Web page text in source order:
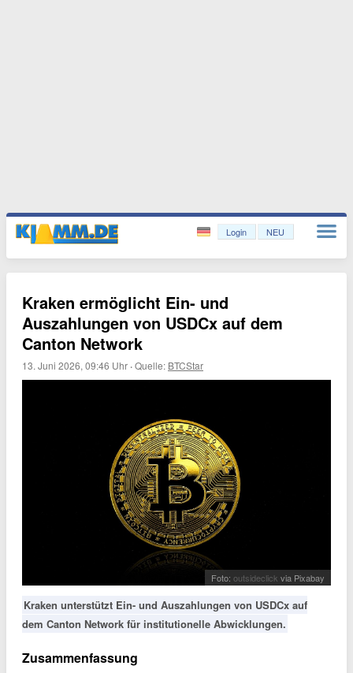
Login NEU
Kraken ermöglicht Ein- und
Auszahlungen von USDCx auf dem
Canton Network
13. Juni 2026, 09:46 Uhr ·Quelle: BTCStar
Foto: outsideclick via Pixabay
Kraken unterstützt Ein- und Auszahlungen von USDCx auf
dem Canton Network für institutionelle Abwicklungen.
Zusammenfassung